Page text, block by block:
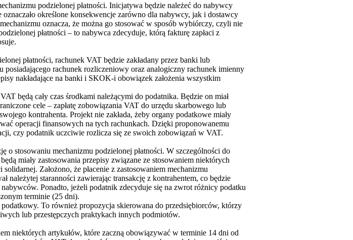
podzielonej płatności. Inicjatywa będzie należeć do nabywcy
określone konsekwencje zarówno dla nabywcy, jak i dostawcy
oznacza, że można go stosować w sposób wybiórczy, czyli nie
płatności – to nabywca zdecyduje, którą fakturę zapłaci z
płatności, rachunek VAT będzie zakładany przez banki lub
posiadającego rachunek rozliczeniowy oraz analogiczny rachunek imienny
nakładające na banki i SKOK-i obowiązek założenia wszystkim
będą cały czas środkami należącymi do podatnika. Będzie on miał
cele – zapłatę zobowiązania VAT do urzędu skarbowego lub
kontrahenta. Projekt nie zakłada, żeby organy podatkowe miały
operacji finansowych na tych rachunkach. Dzięki proponowanemu
czy podatnik uczciwie rozlicza się ze swoich zobowiązań w VAT.
stosowaniu mechanizmu podzielonej płatności. W szczególności do
miały zastosowania przepisy związane ze stosowaniem niektórych
Założono, że płacenie z zastosowaniem mechanizmu
należytej staranności zawierając transakcję z kontrahentem, co będzie
Ponadto, jeżeli podatnik zdecyduje się na zwrot różnicy podatku
terminie (25 dni).
To również propozycja skierowana do przedsiębiorców, którzy
lub przestępczych praktykach innych podmiotów.
niektórych artykułów, które zaczną obowiązywać w terminie 14 dni od